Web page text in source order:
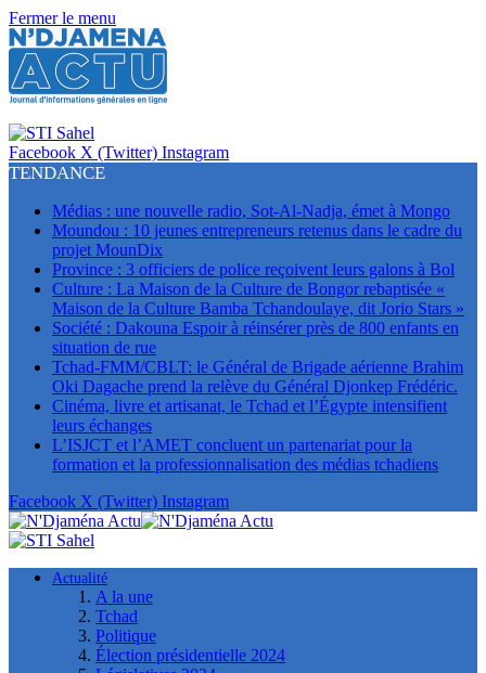
Fermer le menu
Facebook X (Twitter) Instagram
TENDANCE
Médias : une nouvelle radio, Sot-Al-Nadja, émet à Mongo
Moundou : 10 jeunes entrepreneurs retenus dans le cadre du
projet MounDix
Province : 3 officiers de police reçoivent leurs galons à Bol
Culture : La Maison de la Culture de Bongor rebaptisée «
Maison de la Culture Bamba Tchandoulaye, dit Jorio Stars »
Société : Dakouna Espoir à réinsérer près de 800 enfants en
situation de rue
Tchad-FMM/CBLT: le Général de Brigade aérienne Brahim
Oki Dagache prend la relève du Général Djonkep Frédéric.
Cinéma, livre et artisanat, le Tchad et l’Égypte intensifient
leurs échanges
L’ISJCT et l’AMET concluent un partenariat pour la
formation et la professionnalisation des médias tchadiens
Facebook X (Twitter) Instagram
Actualité
A la une
Tchad
Politique
Élection présidentielle 2024